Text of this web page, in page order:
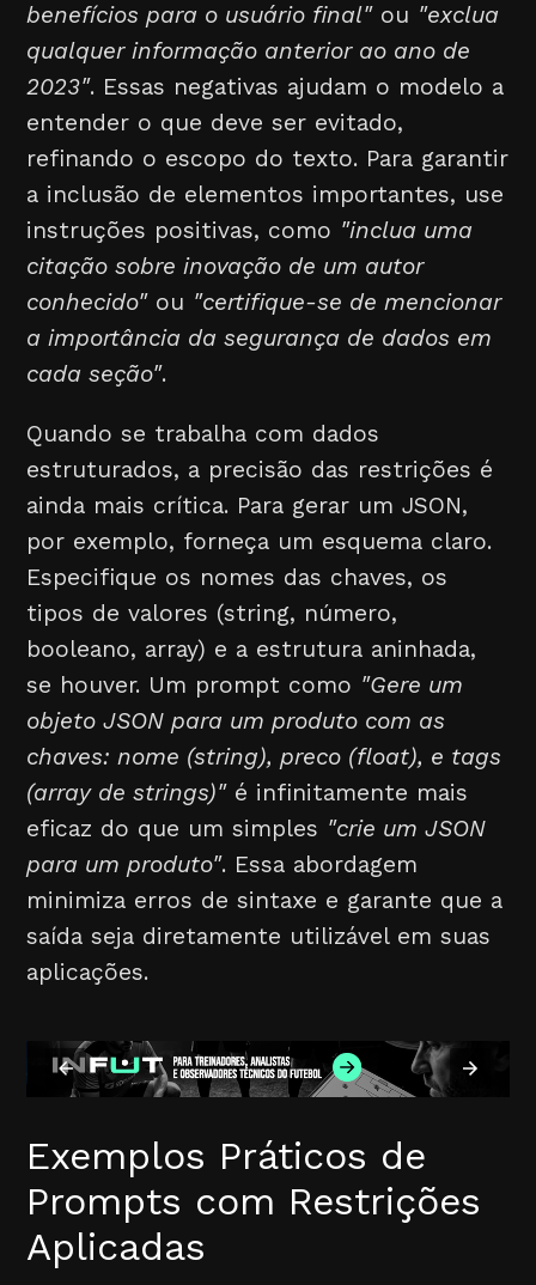
benefícios para o usuário final"ou "exclua
qualquer informação anterior ao ano de
2023". Essas negativas ajudam o modelo a
entender o que deve ser evitado,
refinando o escopo do texto. Para garantir
a inclusão de elementos importantes, use
instruções positivas, como "inclua uma
citação sobre inovação de um autor
conhecido"ou "certifique-se de mencionar
a importância da segurança de dados em
cada seção".
Quando se trabalha com dados
estruturados, a precisão das restrições é
ainda mais crítica. Para gerar um JSON,
por exemplo, forneça um esquema claro.
Especifique os nomes das chaves, os
tipos de valores (string, número,
booleano, array) e a estrutura aninhada,
se houver. Um prompt como "Gere um
objeto JSON para um produto com as
chaves: nome (string), preco (float), e tags
(array de strings)"é infinitamente mais
eficaz do que um simples "crie um JSON
para um produto". Essa abordagem
minimiza erros de sintaxe e garante que a
saída seja diretamente utilizável em suas
aplicações.
Exemplos Práticos de
Prompts com Restrições
Aplicadas